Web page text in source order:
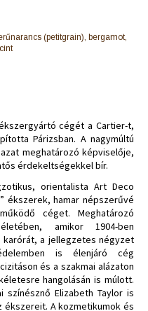
(petitgrain), bergamot,
cégét a Cartier-t,
Párizsban. A nagymúltú
meghatározó képviselője,
érdekeltségekkel bír.
orientalista Art Deco
ékszerek, hamar népszerűvé
céget. Meghatározó
amikor 1904-ben
karórát, a jellegzetes négyzet
is élenjáró cég
és a szakmai alázaton
hangolásán is múlott.
színésznő Elizabeth Taylor is
A kozmetikumok és